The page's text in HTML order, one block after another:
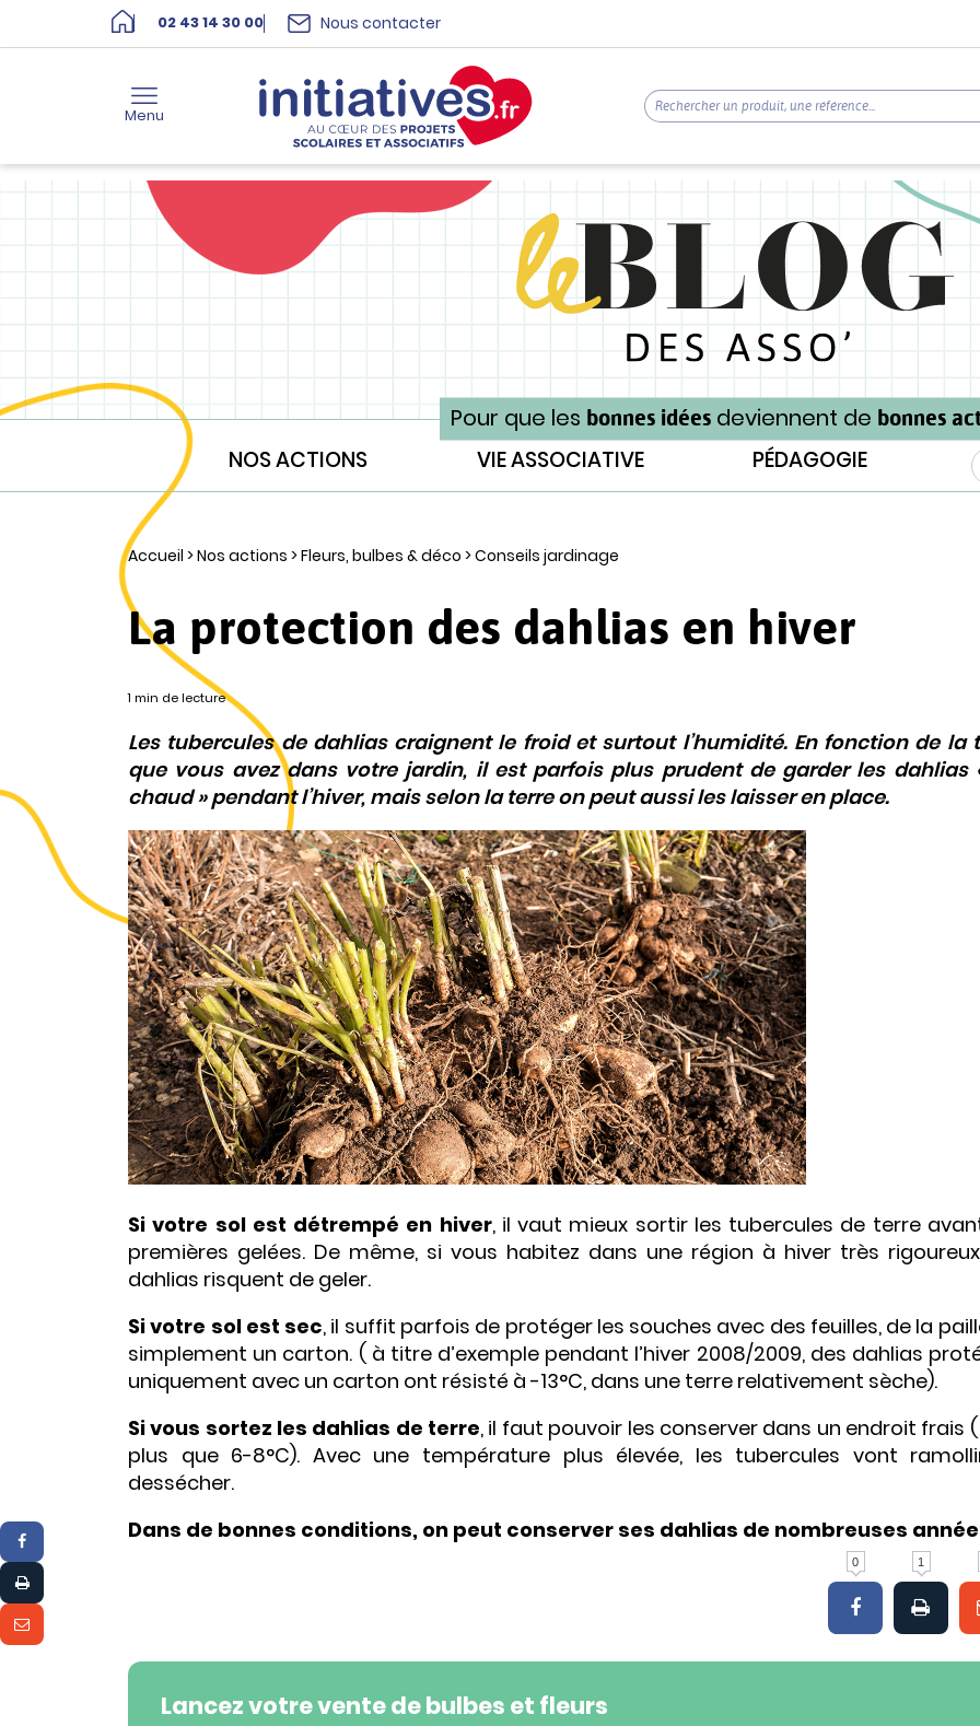
Pour que les bonnes idéesdeviennent de bonnes
NOS ACTIONS VIE ASSOCIATIVE PÉDAGOGIE
Accueil >Nos actions >Fleurs, bulbes & déco >Conseils jardinage
La protection des dahlias en hiver
1 min de lecture
Les tubercules de dahlias craignent le froid et surtout l’humidité. En fonction de la
que vous avez dans votre jardin, il est parfois plus prudent de garder les dahlias
chaud » pendant l’hiver, mais selon la terre on peut aussi les laisser en place.
Si votre sol est détrempé en hiver, il vaut mieux sortir les tubercules de terre
premières gelées. De même, si vous habitez dans une région à hiver très
dahlias risquent de geler.
Si votre sol est sec, il suffit parfois de protéger les souches avec des feuilles, de la
simplement un carton. ( à titre d’exemple pendant l’hiver 2008/2009, des dahlias
uniquement avec un carton ont résisté à -13°C, dans une terre relativement sèche).
Si vous sortez les dahlias de terre, il faut pouvoir les conserver dans un endroit frais
plus que 6-8°C). Avec une température plus élevée, les tubercules vont
dessécher.
Dans de bonnes conditions, on peut conserver ses dahlias de nombreuses
0 1
Lancez votre vente de bulbes et fleurs
02 43 14 30 00 Nous contacter
Menu